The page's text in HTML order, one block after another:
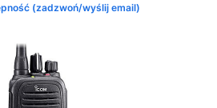
(zadzwoń/wyślij email)